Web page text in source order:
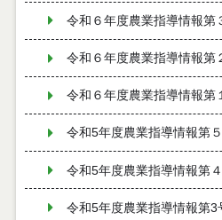
令和６年度農業指導情報第
令和６年度農業指導情報第
令和６年度農業指導情報第
令和5年度農業指導情報第
令和5年度農業指導情報第
令和5年度農業指導情報第3